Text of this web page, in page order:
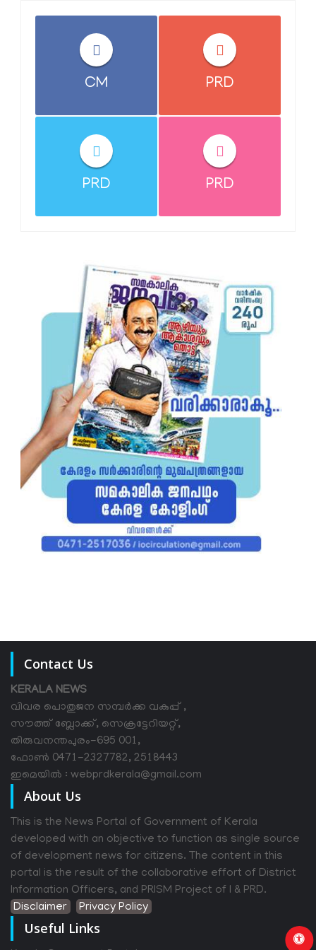
CM PRD
PRD PRD
Contact Us
KERALA NEWS
വിവര പൊതുജന സമ്പര്‍ക്ക വകുപ്പ് ,
സൗത്ത് ബ്ലോക്ക്, സെക്രട്ടേറിയറ്റ്,
തിരുവനന്തപുരം-695 001,
ഫോൺ 0471-2327782, 2518443
ഇമെയിൽ : webprdkerala@gmail.com
About Us
This is the News Portal of Government of Kerala
developed with an objective to function as single source
of development news for citizens. The content in this
portal is the result of the collaborative effort of District
Information Officers, and PRISM Project of I & PRD.
Disclaimer
Privacy Policy
Useful Links